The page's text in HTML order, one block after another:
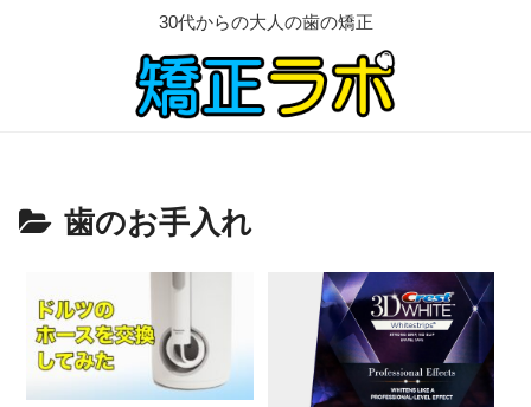
30代からの大人の歯の矯正
歯のお手入れ